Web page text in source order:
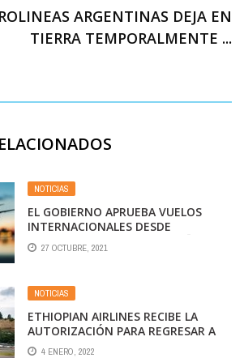
ARGENTINAS DEJA EN
TIERRA TEMPORALMENTE ...
NOTICIAS
EL GOBIERNO APRUEBA VUELOS
INTERNACIONALES DESDE
NOVIEMBRE HASTA FIN DE AÑO
27 OCTUBRE, 2021
NOTICIAS
ETHIOPIAN AIRLINES RECIBE LA
AUTORIZACIÓN PARA REGRESAR A
ARGENTINA
4 ENERO, 2022